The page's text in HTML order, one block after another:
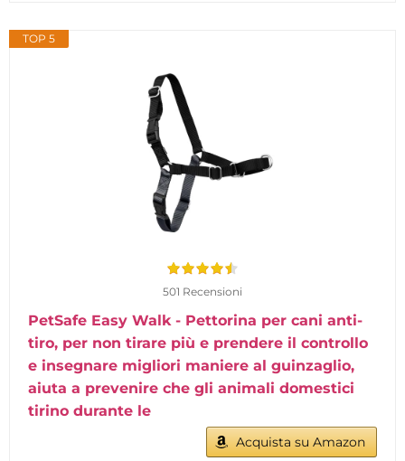
TOP 5
501 Recensioni
PetSafe Easy Walk - Pettorina per cani anti-
tiro, per non tirare più e prendere il controllo
e insegnare migliori maniere al guinzaglio,
aiuta a prevenire che gli animali domestici
tirino durante le
Acquista su Amazon